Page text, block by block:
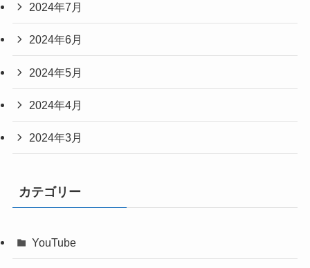
2024年7月
2024年6月
2024年5月
2024年4月
2024年3月
カテゴリー
YouTube